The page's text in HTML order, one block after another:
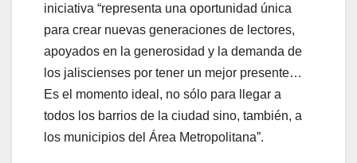
iniciativa “representa una oportunidad única
para crear nuevas generaciones de lectores,
apoyados en la generosidad y la demanda de
los jaliscienses por tener un mejor presente…
Es el momento ideal, no sólo para llegar a
todos los barrios de la ciudad sino, también, a
los municipios del Área Metropolitana”.